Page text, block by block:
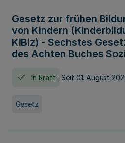
Gesetz zur frühen
von Kindern
KiBiz) - Sechstes
des Achten Buches
In Kraft Seit 01. August
Gesetz